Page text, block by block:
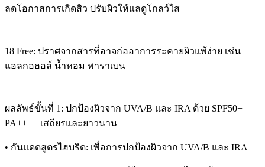
ลดโอกาสการเกิดสิว ปรับผิวให้แลดูโกลว์ใส
18 Free: ปราศจากสารที่อาจก่ออาการระคายผิวแพ้ง่าย เช่น
แอลกอฮอล์ น้ำหอม พาราเบน
ผลลัพธ์ขั้นที่ 1: ปกป้องผิวจาก UVA/B และ IRA ด้วย SPF50+
PA++++ เสถียรและยาวนาน
• กันแดดสูตรไฮบริด: เพื่อการปกป้องผิวจาก UVA/B และ IRA